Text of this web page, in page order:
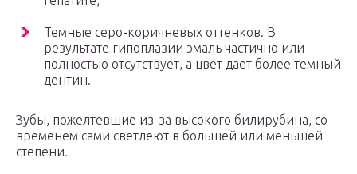
Темные серо-коричневых оттенков. В
результате гипоплазии эмаль частично или
полностью отсутствует, а цвет дает более темный
дентин.
Зубы, пожелтевшие из-за высокого билирубина, со
временем сами светлеют в большей или меньшей
степени.